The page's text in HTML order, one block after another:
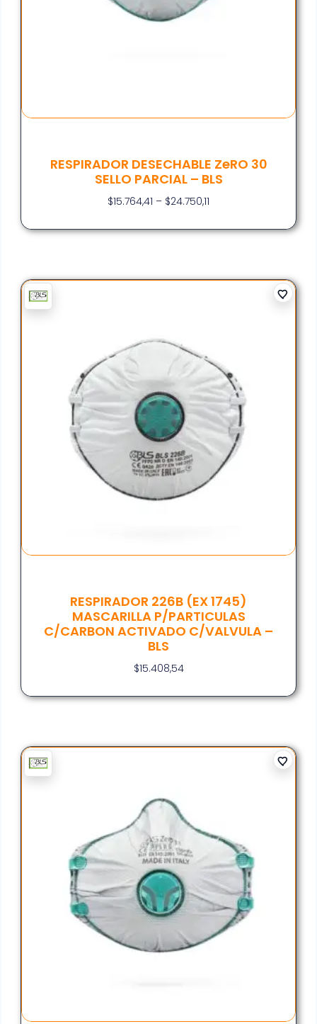
RESPIRADOR DESECHABLE ZeRO 30
SELLO PARCIAL – BLS
$15.764,41 – $24.750,11
RESPIRADOR 226B (EX 1745)
MASCARILLA P/PARTICULAS
C/CARBON ACTIVADO C/VALVULA –
BLS
$15.408,54